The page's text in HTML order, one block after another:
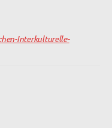
Interkulturelle-